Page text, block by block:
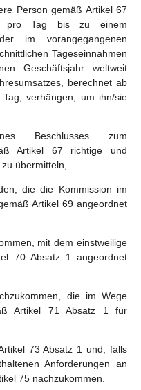
Person gemäß Artikel 67
pro Tag bis zu einem
im vorangegangenen
Tageseinnahmen
Geschäftsjahr weltweit
berechnet ab
verhängen, um ihn/sie
Beschlusses zum
Artikel 67 richtige und
übermitteln,
die die Kommission im
Artikel 69 angeordnet
mit dem einstweilige
70 Absatz 1 angeordnet
die im Wege
Artikel 71 Absatz 1 für
73 Absatz 1 und, falls
Anforderungen an
75 nachzukommen.